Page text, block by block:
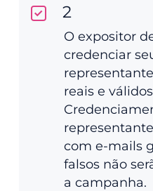
2
O expositor
credenciar
reais e
com e-mails
falsos não
a campanha.